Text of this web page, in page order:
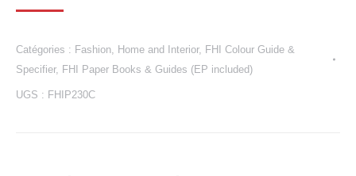
Catégories : Fashion, Home and Interior, FHI Colour Guide &
Specifier, FHI Paper Books & Guides (EP included)
UGS : FHIP230C